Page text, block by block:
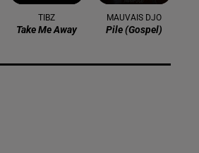
TIBZ
Take Me Away
MAUVAIS DJO
Pile (gospel)